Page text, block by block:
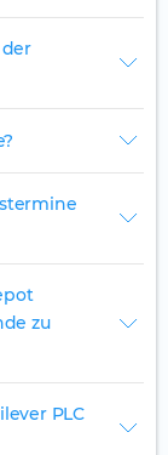
zu
PLC